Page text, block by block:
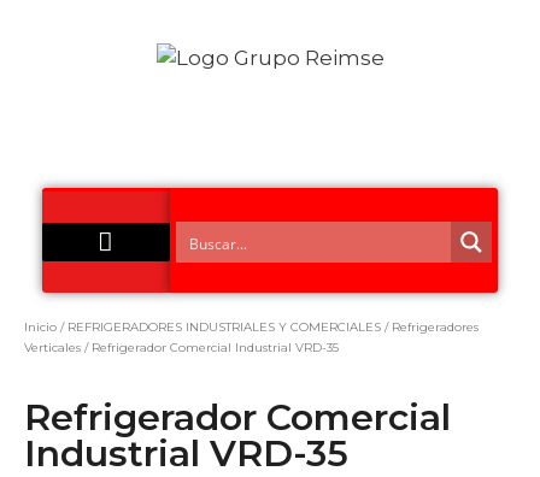
Inicio / REFRIGERADORES INDUSTRIALES Y COMERCIALES / Refrigeradores
Verticales / Refrigerador Comercial Industrial VRD-35
Refrigerador Comercial
Industrial VRD-35